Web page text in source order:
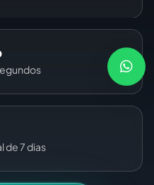
de 7 dias